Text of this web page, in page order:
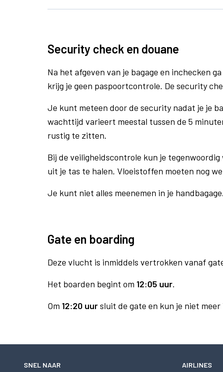
Security check en douane
Na het afgeven van je bagage en inchecken
krijg je geen paspoortcontrole. De security
Je kunt meteen door de security nadat je je
wachttijd varieert meestal tussen de 5
rustig te zitten.
Bij de veiligheidscontrole kun je
uit je tas te halen. Vloeistoffen moeten nog
Je kunt niet alles meenemen in je handbagage.
Gate en boarding
Deze vlucht is inmiddels vertrokken vanaf
Het boarden begint om 12:05 uur.
Om 12:20 uursluit de gate en kun je niet
SNEL NAAR AIRLINES